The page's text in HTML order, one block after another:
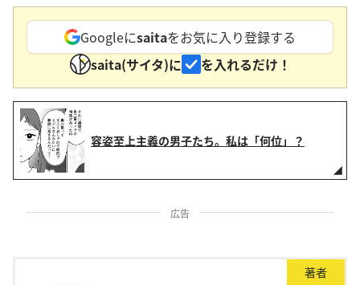
Googleにsaitaをお気に入り登録する
saita(サイタ)に
を入れるだけ！
容姿至上主義の男子たち。私は「何位」？
広告
著者